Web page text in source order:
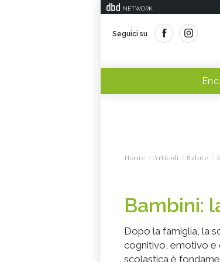
NETWORK
Seguici su
Home Articoli Salute
Bambini:
Dopo la famiglia, la
cognitivo, emotivo e
scolastica è